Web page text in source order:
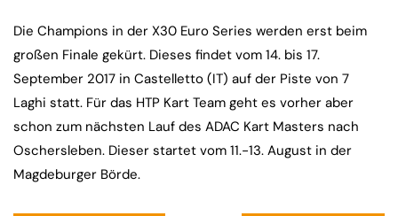
Die Champions in der X30 Euro Series werden erst beim
großen Finale gekürt. Dieses findet vom 14. bis 17.
September 2017 in Castelletto (IT) auf der Piste von 7
Laghi statt. Für das HTP Kart Team geht es vorher aber
schon zum nächsten Lauf des ADAC Kart Masters nach
Oschersleben. Dieser startet vom 11.-13. August in der
Magdeburger Börde.